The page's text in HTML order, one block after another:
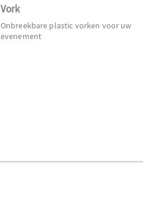
Vork
Onbreekbare plastic vorken voor uw
evenement